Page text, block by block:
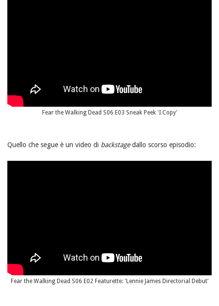
Fear the Walking Dead S06 E03 Sneak Peek 'I Copy'
Quello che segue è un video di backstagedallo scorso episodio:
Fear the Walking Dead S06 E02 Featurette: 'Lennie James Directorial Debut'